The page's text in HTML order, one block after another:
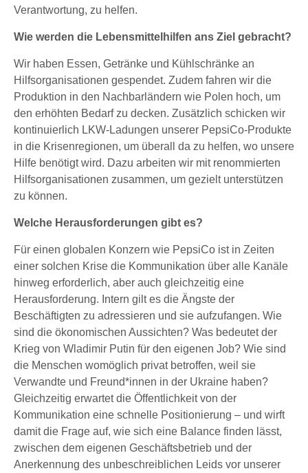
Verantwortung, zu helfen.
Wie werden die Lebensmittelhilfen ans Ziel gebracht?
Wir haben Essen, Getränke und Kühlschränke an
Hilfsorganisationen gespendet. Zudem fahren wir die
Produktion in den Nachbarländern wie Polen hoch, um
den erhöhten Bedarf zu decken. Zusätzlich schicken wir
kontinuierlich LKW-Ladungen unserer PepsiCo-Produkte
in die Krisenregionen, um überall da zu helfen, wo unsere
Hilfe benötigt wird. Dazu arbeiten wir mit renommierten
Hilfsorganisationen zusammen, um gezielt unterstützen
zu können.
Welche Herausforderungen gibt es?
Für einen globalen Konzern wie PepsiCo ist in Zeiten
einer solchen Krise die Kommunikation über alle Kanäle
hinweg erforderlich, aber auch gleichzeitig eine
Herausforderung. Intern gilt es die Ängste der
Beschäftigten zu adressieren und sie aufzufangen. Wie
sind die ökonomischen Aussichten? Was bedeutet der
Krieg von Wladimir Putin für den eigenen Job? Wie sind
die Menschen womöglich privat betroffen, weil sie
Verwandte und Freund*innen in der Ukraine haben?
Gleichzeitig erwartet die Öffentlichkeit von der
Kommunikation eine schnelle Positionierung – und wirft
damit die Frage auf, wie sich eine Balance finden lässt,
zwischen dem eigenen Geschäftsbetrieb und der
Anerkennung des unbeschreiblichen Leids vor unserer